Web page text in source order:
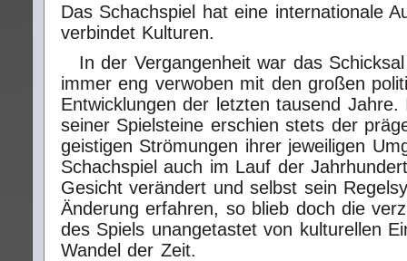
Das Schachspiel hat eine internationale
verbindet Kulturen.
In der Vergangenheit war das
immer eng verwoben mit den großen
Entwicklungen der letzten tausend
seiner Spielsteine erschien stets der
geistigen Strömungen ihrer jeweiligen
Schachspiel auch im Lauf der
Gesicht verändert und selbst sein
Änderung erfahren, so blieb doch die
des Spiels unangetastet von kulturellen
Wandel der Zeit.